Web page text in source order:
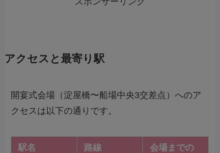
アクセスと最寄り駅
開宴式会場（淀屋橋〜船場中央3交差点）へのア
クセスは以下の通りです。
駅名 路線
会場までの